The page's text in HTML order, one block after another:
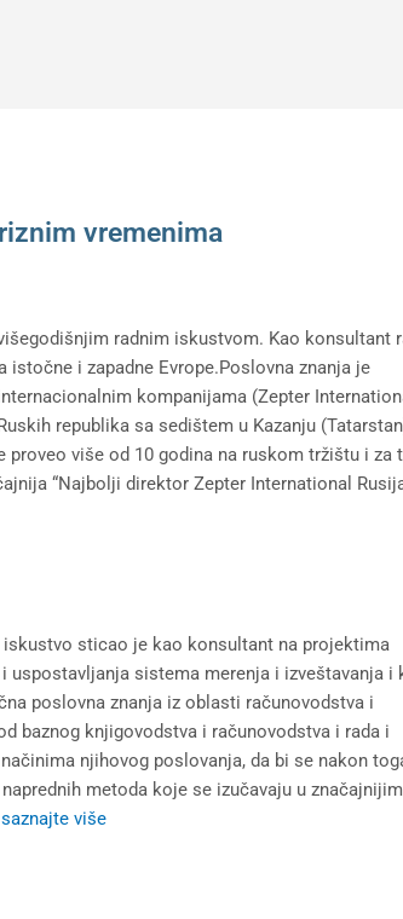
vremenima
radnim iskustvom. Kao konsultant
i zapadne Evrope.Poslovna znanja je
kompanijama (Zepter
republika sa sedištem u Kazanju
proveo više od 10 godina na ruskom tržištu i za
“Najbolji direktor Zepter International
iskustvo sticao je kao konsultant na projektima
sistema merenja i izveštavanja i
poslovna znanja iz oblasti računovodstva i
baznog knjigovodstva i računovodstva i rada i
njihovog poslovanja, da bi se nakon
metoda koje se izučavaju u značajnijim
saznajte više